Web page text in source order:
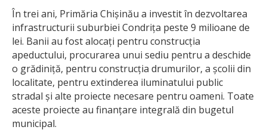
În trei ani, Primăria Chișinău a investit în dezvoltarea
infrastructurii suburbiei Condrița peste 9 milioane de
lei. Banii au fost alocați pentru construcția
apeductului, procurarea unui sediu pentru a deschide
o grădiniță, pentru construcția drumurilor, a școlii din
localitate, pentru extinderea iluminatului public
stradal și alte proiecte necesare pentru oameni. Toate
aceste proiecte au finanțare integrală din bugetul
municipal.